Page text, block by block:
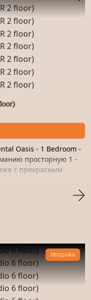
Oasis - 1 Bedroom -
просторную 1 -
с прекрасным
ПРОДАЖА